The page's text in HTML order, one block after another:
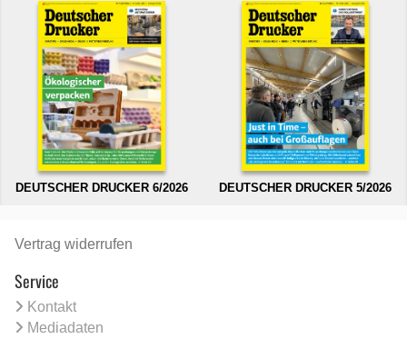
DEUTSCHER DRUCKER 6/2026 DEUTSCHER DRUCKER 5/2026
Vertrag widerrufen
Service
Kontakt
Mediadaten